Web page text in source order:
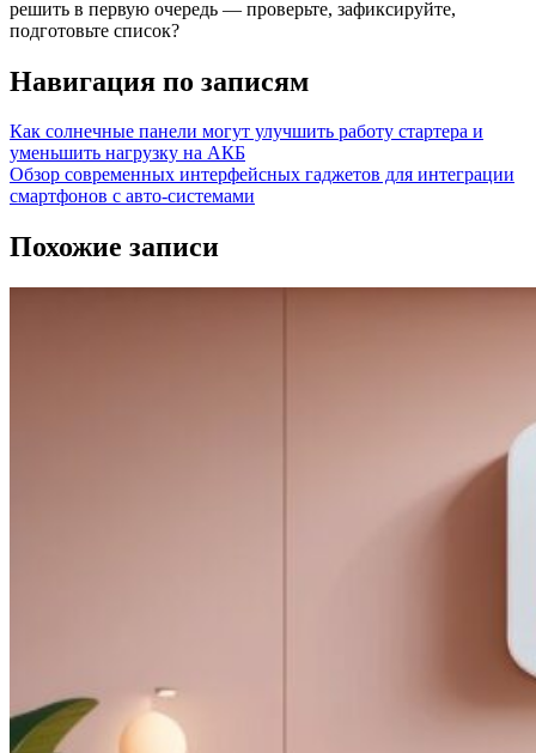
решить в первую очередь — проверьте, зафиксируйте,
подготовьте список?
Навигация по записям
Как солнечные панели могут улучшить работу стартера и
уменьшить нагрузку на АКБ
Обзор современных интерфейсных гаджетов для интеграции
смартфонов с авто-системами
Похожие записи